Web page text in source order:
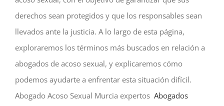
derechos sean protegidos y que los responsables sean
llevados ante la justicia. A lo largo de esta página,
exploraremos los términos más buscados en relación a
abogados de acoso sexual, y explicaremos cómo
podemos ayudarte a enfrentar esta situación difícil.
Abogado Acoso Sexual Murcia expertos Abogados